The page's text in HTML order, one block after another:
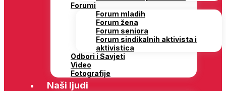
Forumi
Forum mladih
Forum žena
Forum seniora
Forum sindikalnih aktivista i
aktivistica
Odbori i Savjeti
Video
Fotografije
Naši ljudi